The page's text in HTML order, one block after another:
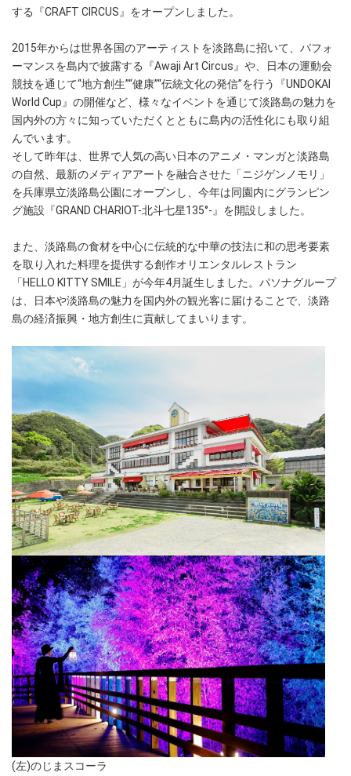
する『CRAFT CIRCUS』をオープンしました。
2015年からは世界各国のアーティストを淡路島に招いて、パフォ
ーマンスを島内で披露する『Awaji Art Circus』や、日本の運動会
競技を通じて“地方創生”“健康”“伝統文化の発信”を行う『UNDOKAI
World Cup』の開催など、様々なイベントを通じて淡路島の魅力を
国内外の方々に知っていただくとともに島内の活性化にも取り組
んでいます。
そして昨年は、世界で人気の高い日本のアニメ・マンガと淡路島
の自然、最新のメディアアートを融合させた「ニジゲンノモリ」
を兵庫県立淡路島公園にオープンし、今年は同園内にグランピン
グ施設『GRAND CHARIOT-北斗七星135°-』を開設しました。
また、淡路島の食材を中心に伝統的な中華の技法に和の思考要素
を取り入れた料理を提供する創作オリエンタルレストラン
「HELLO KITTY SMILE」が今年4月誕生しました。パソナグループ
は、日本や淡路島の魅力を国内外の観光客に届けることで、淡路
島の経済振興・地方創生に貢献してまいります。
(左)のじまスコーラ